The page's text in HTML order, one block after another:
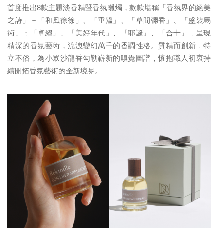
首度推出8款主題淡香精暨香氛蠟燭，款款堪稱「香氛界的絕美
之詩」－「和風徐徐」、「重溫」、「草間彌香」、「盛裝馬
術」；「卓絕」、「美好年代」、「耶誕」、「合十」，呈現
精深的香氛藝術，流洩變幻萬千的香調性格。質精而創新，特
立不俗，為小眾沙龍香勾勒嶄新的嗅覺圖譜，懷抱職人初衷持
續開拓香氛藝術的全新境界。